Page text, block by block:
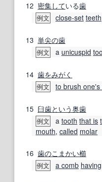
12 密集している歯
例文 close-set teeth
13 単尖の歯
例文 a unicuspid
14 歯をみがく
例文 to brush one's
15 臼歯という奥歯
例文 a tooth that is
mouth, called molar
16 歯のこまかい櫛
例文 a comb having